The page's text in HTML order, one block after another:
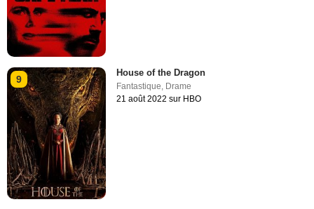
9
House of the Dragon
Fantastique, Drame
21 août 2022 sur HBO